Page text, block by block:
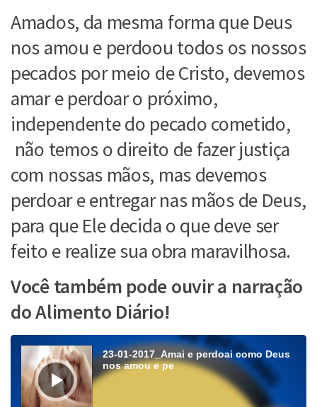
Amados, da mesma forma que Deus
nos amou e perdoou todos os nossos
pecados por meio de Cristo, devemos
amar e perdoar o próximo,
independente do pecado cometido,
não temos o direito de fazer justiça
com nossas mãos, mas devemos
perdoar e entregar nas mãos de Deus,
para que Ele decida o que deve ser
feito e realize sua obra maravilhosa.
Você também pode ouvir a narração
do Alimento Diário!
Tocador
23-01-2017_Amai e perdoai como Deus
nos amou e pe